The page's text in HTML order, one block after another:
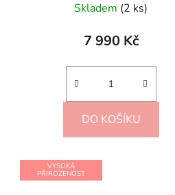
Skladem (2 ks)
7 990 Kč
DO KOŠÍKU
VYSOKÁ
PŘIROZENOST